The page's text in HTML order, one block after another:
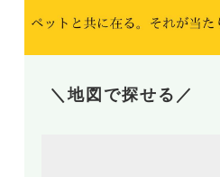
＼地図で探せる／